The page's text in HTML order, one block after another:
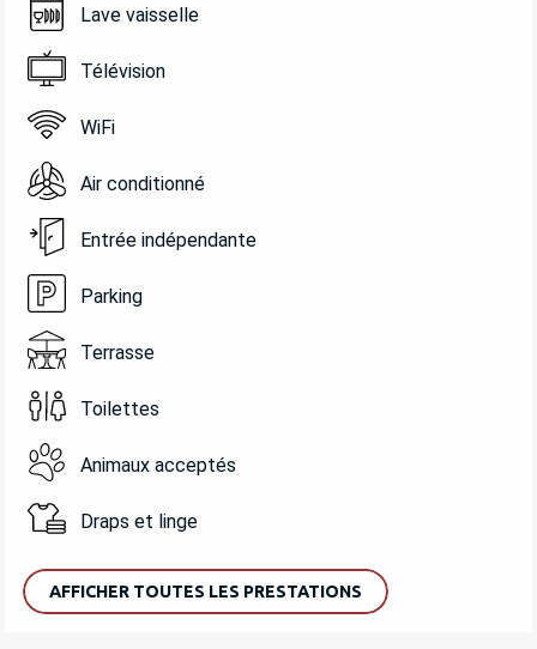
Lave vaisselle
Télévision
WiFi
Air conditionné
Entrée indépendante
Parking
Terrasse
Toilettes
Animaux acceptés
Draps et linge
AFFICHER TOUTES LES PRESTATIONS